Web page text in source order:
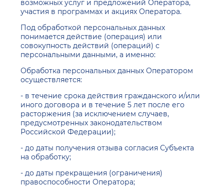
возможных услуг и предложений Оператора,
участия в программах и акциях Оператора.
Под обработкой персональных данных
понимается действие (операция) или
совокупность действий (операций) с
персональными данными, а именно:
Обработка персональных данных Оператором
осуществляется:
- в течение срока действия гражданского и/или
иного договора и в течение 5 лет после его
расторжения (за исключением случаев,
предусмотренных законодательством
Российской Федерации);
- до даты получения отзыва согласия Субъекта
на обработку;
- до даты прекращения (ограничения)
правоспособности Оператора;